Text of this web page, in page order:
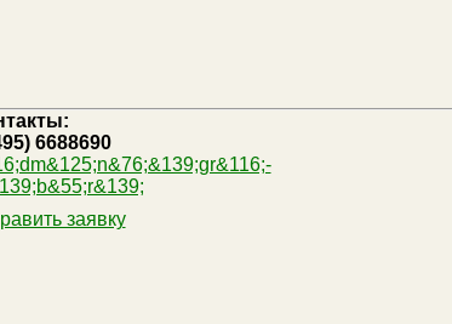
6688690
заявку